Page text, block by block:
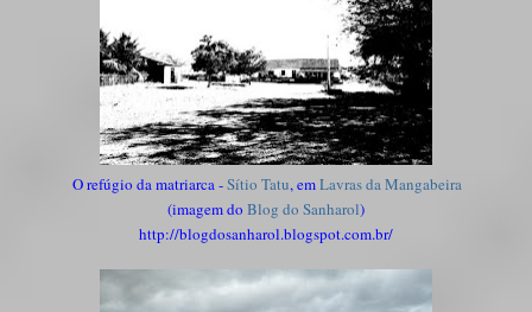
O refúgio da matriarca -Sítio Tatu, emLavras da Mangabeira
(imagem do Blog do Sanharol)
http://blogdosanharol.blogspot.com.br/